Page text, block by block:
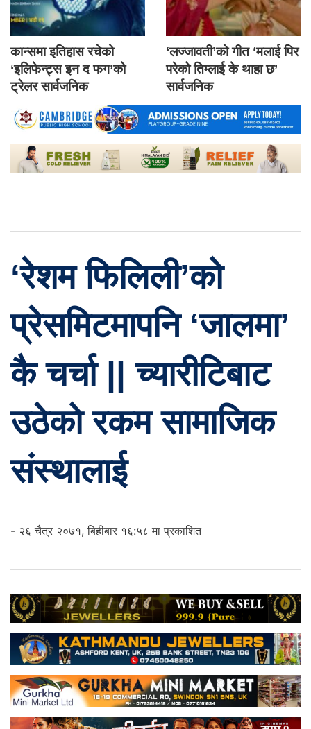
कान्समा इतिहास रचेको
‘इलिफेन्ट्स इन द फग’को
ट्रेलर सार्वजनिक
‘लज्जावती’को गीत ‘मलाई पिर
परेको तिम्लाई के थाहा छ’
सार्वजनिक
‘रेशम फिलिली’को
प्रेसमिटमापनि ‘जालमा’
कै चर्चा || च्यारीटिबाट
उठेको रकम सामाजिक
संस्थालाई
- २६ चैत्र २०७१, बिहीबार १६:५८ मा प्रकाशित